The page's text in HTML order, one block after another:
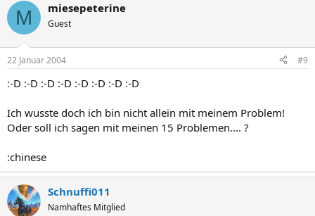
M miesepeterine
Guest
22 Januar 2004 #9
:-D :-D :-D :-D :-D :-D :-D :-D
Ich wusste doch ich bin nicht allein mit meinem Problem!
Oder soll ich sagen mit meinen 15 Problemen.... ?
:chinese
Schnuffi011
Namhaftes Mitglied